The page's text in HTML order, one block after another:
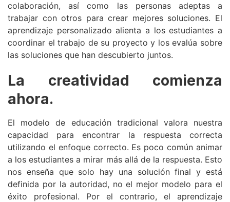
colaboración, así como las personas adeptas a
trabajar con otros para crear mejores soluciones. El
aprendizaje personalizado alienta a los estudiantes a
coordinar el trabajo de su proyecto y los evalúa sobre
las soluciones que han descubierto juntos.
La creatividad comienza
ahora.
El modelo de educación tradicional valora nuestra
capacidad para encontrar la respuesta correcta
utilizando el enfoque correcto. Es poco común animar
a los estudiantes a mirar más allá de la respuesta. Esto
nos enseña que solo hay una solución final y está
definida por la autoridad, no el mejor modelo para el
éxito profesional. Por el contrario, el aprendizaje